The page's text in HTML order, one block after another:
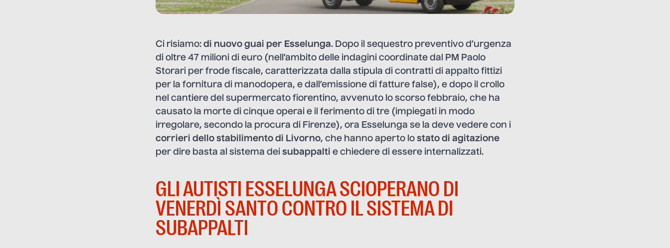
Ci risiamo: di nuovo guai per Esselunga. Dopo il sequestro preventivo d’urgenza
di oltre 47 milioni di euro (nell’ambito delle indagini coordinate dal PM Paolo
Storari per frode fiscale, caratterizzata dalla stipula di contratti di appalto fittizi
per la fornitura di manodopera, e dall’emissione di fatture false), e dopo il crollo
nel cantiere del supermercato fiorentino, avvenuto lo scorso febbraio, che ha
causato la morte di cinque operai e il ferimento di tre (impiegati in modo
irregolare, secondo la procura di Firenze), ora Esselunga se la deve vedere con i
corrieri dello stabilimento di Livorno, che hanno aperto lo stato di agitazione
per dire basta al sistema dei subappalti e chiedere di essere internalizzati.
GLI AUTISTI ESSELUNGA SCIOPERANO DI
VENERDÌ SANTO CONTRO IL SISTEMA DI
SUBAPPALTI